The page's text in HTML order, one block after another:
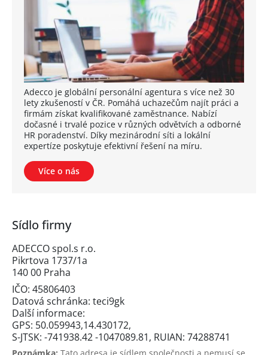
Adecco je globální personální agentura s více než 30
lety zkušeností v ČR. Pomáhá uchazečům najít práci a
firmám získat kvalifikované zaměstnance. Nabízí
dočasné i trvalé pozice v různých odvětvích a odborné
HR poradenství. Díky mezinárodní síti a lokální
expertíze poskytuje efektivní řešení na míru.
Více o nás
Sídlo firmy
ADECCO spol.s r.o.
Pikrtova 1737/1a
140 00 Praha
IČO: 45806403
Datová schránka: teci9gk
Další informace:
GPS: 50.059943,14.430172,
S-JTSK: -741938.42 -1047089.81, RUIAN: 74288741